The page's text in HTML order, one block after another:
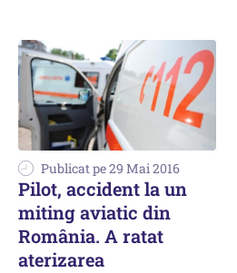
Publicat pe 29 Mai 2016
Pilot, accident la un
miting aviatic din
România. A ratat
aterizarea